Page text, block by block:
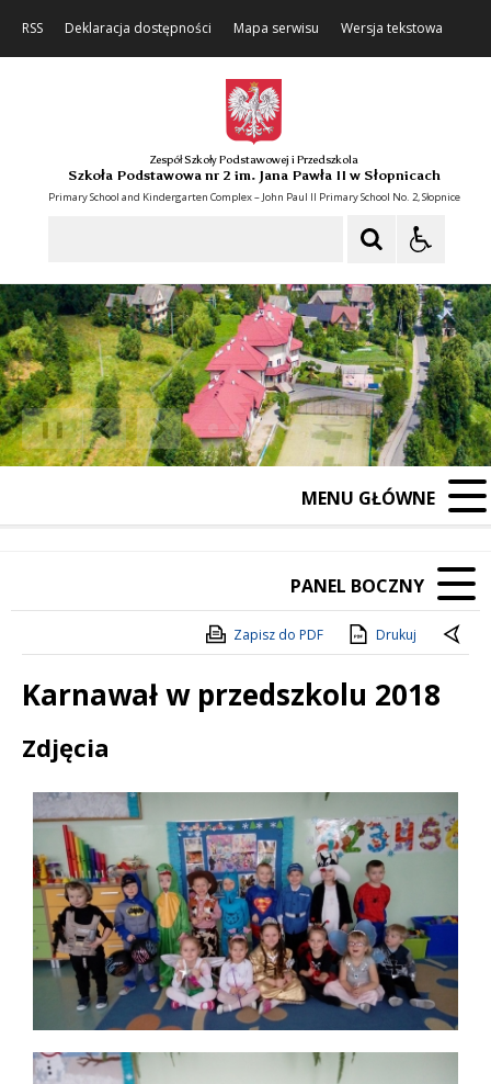
RSS Deklaracja dostępności Mapa serwisu Wersja tekstowa
Zespół Szkoły Podstawowej i Przedszkola
Szkoła Podstawowa nr 2 im. Jana Pawła II w Słopnicach
Primary School and Kindergarten Complex – John Paul II Primary School No. 2, Słopnice
Poprzedni Element
Następny Element
❚❚
MENU GŁÓWNE
PANEL BOCZNY
Zapisz do PDF Drukuj
Karnawał w przedszkolu 2018
Treść
Zdjęcia